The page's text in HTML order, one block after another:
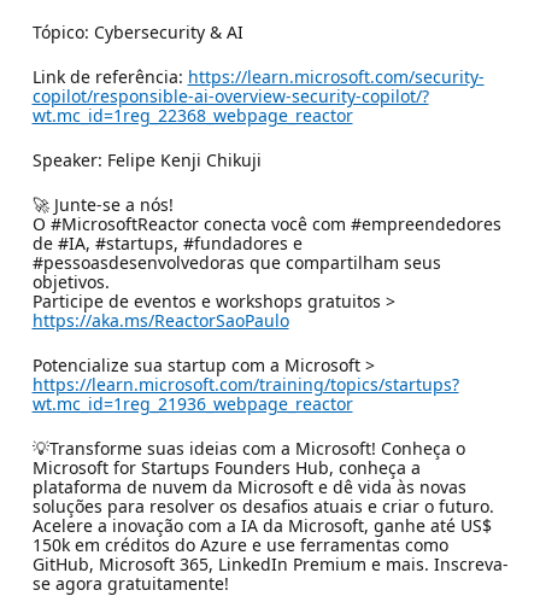
Tópico: Cybersecurity & AI
Link de referência: https://learn.microsoft.com/security-
copilot/responsible-ai-overview-security-copilot/?
wt.mc_id=1reg_22368_webpage_reactor
Speaker: Felipe Kenji Chikuji
🚀 Junte-se a nós!
O #MicrosoftReactor conecta você com #empreendedores
de #IA, #startups, #fundadores e
#pessoasdesenvolvedoras que compartilham seus
objetivos.
Participe de eventos e workshops gratuitos >
https://aka.ms/ReactorSaoPaulo
Potencialize sua startup com a Microsoft >
https://learn.microsoft.com/training/topics/startups?
wt.mc_id=1reg_21936_webpage_reactor
💡Transforme suas ideias com a Microsoft! Conheça o
Microsoft for Startups Founders Hub, conheça a
plataforma de nuvem da Microsoft e dê vida às novas
soluções para resolver os desafios atuais e criar o futuro.
Acelere a inovação com a IA da Microsoft, ganhe até US$
150k em créditos do Azure e use ferramentas como
GitHub, Microsoft 365, LinkedIn Premium e mais. Inscreva-
se agora gratuitamente!